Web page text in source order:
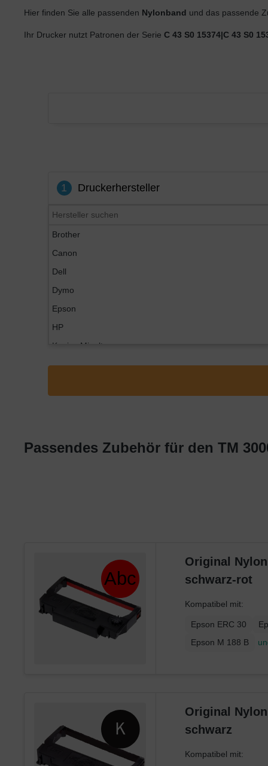
Hier finden Sie alle passenden Nylonband und das passende
Ihr Drucker nutzt Patronen der Serie C 43 S0 15374|C 43 S0
1 Druckerhersteller
Brother
Canon
Dell
Dymo
Epson
HP
Konica Minolta
Kyocera
Passendes Zubehör für den TM
Original
schwarz-rot
Kompatibel mit:
Epson ERC 30
Epson M 188 B
Original
schwarz
Kompatibel mit: